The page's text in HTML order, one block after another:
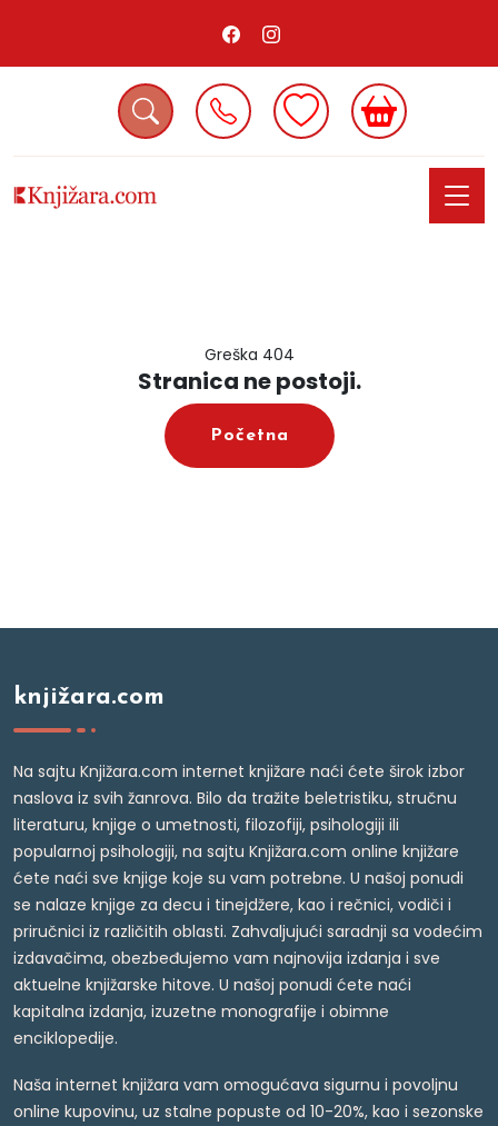
Greška 404
Stranica ne postoji.
Početna
knjižara.com
Na sajtu Knjižara.com internet knjižare naći ćete širok izbor
naslova iz svih žanrova. Bilo da tražite beletristiku, stručnu
literaturu, knjige o umetnosti, filozofiji, psihologiji ili
popularnoj psihologiji, na sajtu Knjižara.com online knjižare
ćete naći sve knjige koje su vam potrebne. U našoj ponudi
se nalaze knjige za decu i tinejdžere, kao i rečnici, vodiči i
priručnici iz različitih oblasti. Zahvaljujući saradnji sa vodećim
izdavačima, obezbeđujemo vam najnovija izdanja i sve
aktuelne knjižarske hitove. U našoj ponudi ćete naći
kapitalna izdanja, izuzetne monografije i obimne
enciklopedije.
Naša internet knjižara vam omogućava sigurnu i povoljnu
online kupovinu, uz stalne popuste od 10-20%, kao i sezonske